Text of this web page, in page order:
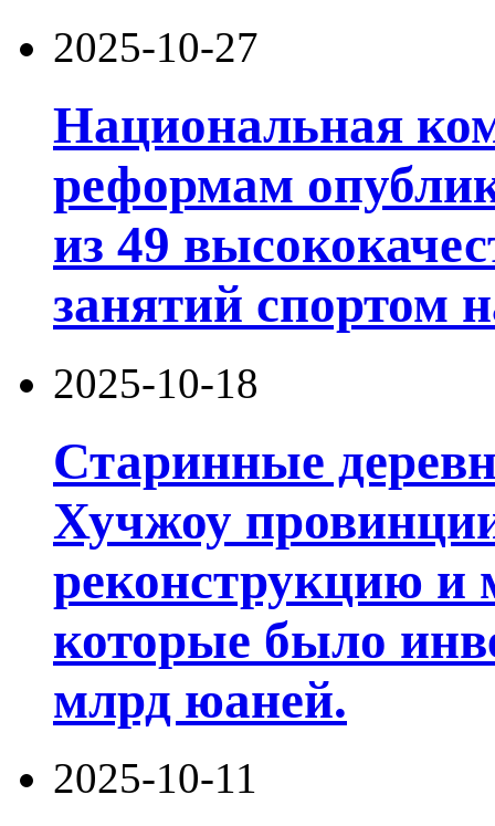
2025-10-27
Национальная
реформам
из 49
занятий спортом
2025-10-18
Старинные
Хучжоу
реконструкцию и
которые было
млрд юаней.
2025-10-11